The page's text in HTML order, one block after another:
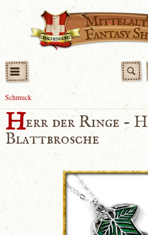
Schmuck
Herr der Ringe -
Blattbrosche